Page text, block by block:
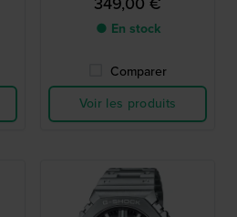
● En stock
Comparer
Voir les produits